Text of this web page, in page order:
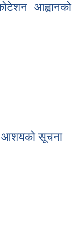
आह्वानको
आशयको सूचना